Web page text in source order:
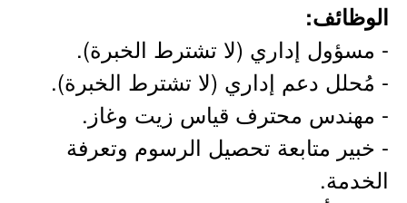
الوظائف:
- مسؤول إداري (لا تشترط الخبرة).
- مُحلل دعم إداري (لا تشترط الخبرة).
- مهندس محترف قياس زيت وغاز.
- خبير متابعة تحصيل الرسوم وتعرفة
الخدمة.